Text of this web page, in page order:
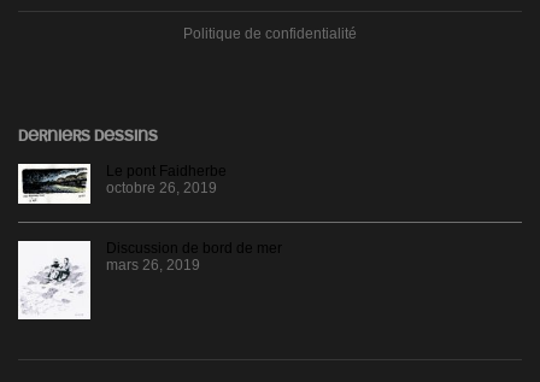
Politique de confidentialité
DERNIERS DESSINS
Le pont Faidherbe
octobre 26, 2019
Discussion de bord de mer
mars 26, 2019